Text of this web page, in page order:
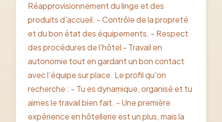
Réapprovisionnement du linge et des
produits d'accueil. - Contrôle de la propreté
et du bon état des équipements. - Respect
des procédures de l'hôtel - Travail en
autonomie tout en gardant un bon contact
avec l'équipe sur place. Le profil qu'on
recherche : - Tu es dynamique, organisé et tu
aimes le travail bien fait. - Une première
expérience en hôtellerie est un plus, mais la